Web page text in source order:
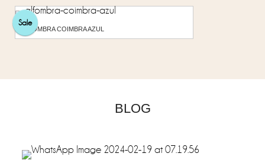
Sale
ALFOMBRA COIMBRA AZUL
BLOG